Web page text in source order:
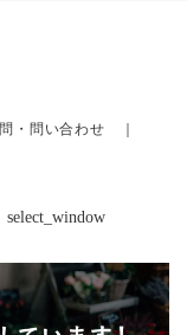
・問い合わせ ｜
select_window